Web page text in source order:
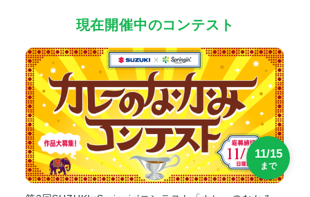
現在開催中のコンテスト
11/15
まで